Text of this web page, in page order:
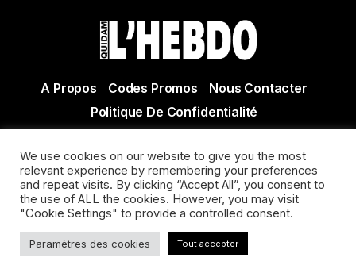
A Propos Codes Promos
Nous Contacter
Politique De Confidentialité
Actualité Agen - Actualité en lot et Garonne - Actualité
Villeneuve sur Lot
We use cookies on our website to give you the most
relevant experience by remembering your preferences
and repeat visits. By clicking “Accept All”, you consent to
the use of ALL the cookies. However, you may visit
"Cookie Settings" to provide a controlled consent.
Paramètres des cookies Tout accepter